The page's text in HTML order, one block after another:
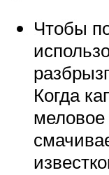
Чтобы
Когда